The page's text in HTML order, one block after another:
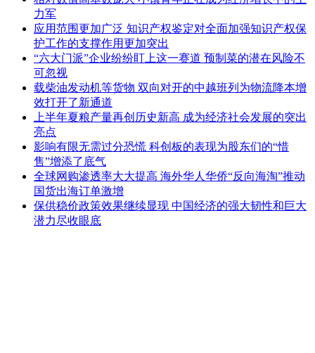
力军
应用范围更加广泛 知识产权鉴定对全面加强知识产权保
护工作的支撑作用更加突出
“六大门派”企业纷纷盯上这一赛道 预制菜的潜在风险不
可忽视
载柴油发动机等货物 双向对开的中越班列为物流降本增
效打开了新通道
上半年夏粮产量再创历史新高 成为经济社会发展的突出
亮点
影响有限无需过分恐慌 科创板的表现为股东们的“惜
售”增添了底气
全球网购渗透率大大提高 海外华人华侨“反向海淘”推动
国货出海订单激增
保供稳价政策效果继续显现 中国经济的强大韧性和巨大
潜力尽收眼底